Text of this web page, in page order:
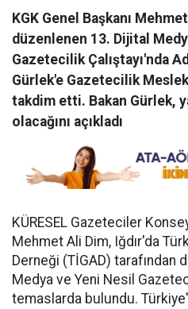
KGK Genel Başkanı
düzenlenen 13. Dijital
Gazetecilik Çalıştayı'nda
Gürlek'e Gazetecilik Meslek
takdim etti. Bakan Gürlek,
olacağını açıkladı
KÜRESEL Gazeteciler
Mehmet Ali Dim, Iğdır'da
Derneği (TİGAD) tarafından
Medya ve Yeni Nesil
temaslarda bulundu.